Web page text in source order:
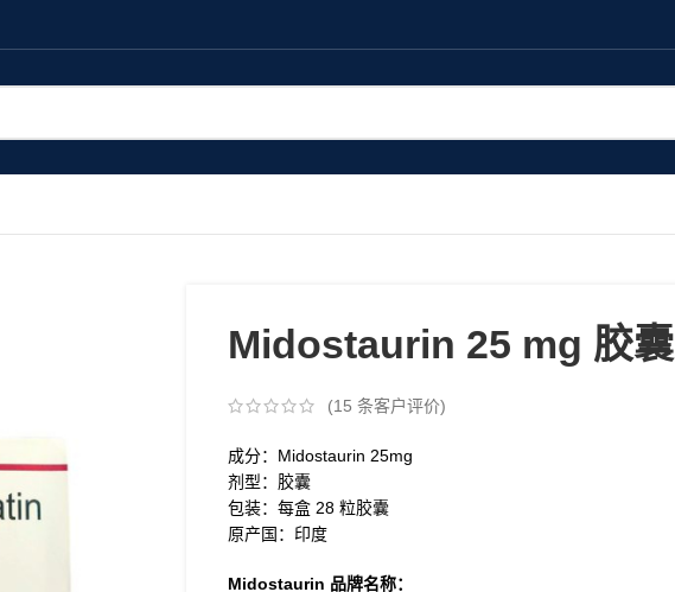
Midostaurin 25 mg 胶囊
(15 条客户评价)
成分：Midostaurin 25mg
剂型：胶囊
包装：每盒 28 粒胶囊
原产国：印度
Midostaurin 品牌名称：